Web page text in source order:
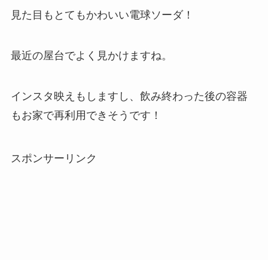
見た目もとてもかわいい電球ソーダ！
最近の屋台でよく見かけますね。
インスタ映えもしますし、飲み終わった後の容器
もお家で再利用できそうです！
スポンサーリンク